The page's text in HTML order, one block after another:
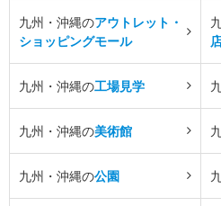
九州・沖縄のアウトレット・
ショッピングモール
九州・沖縄の工場見学
九州・沖縄の美術館
九州・沖縄の公園